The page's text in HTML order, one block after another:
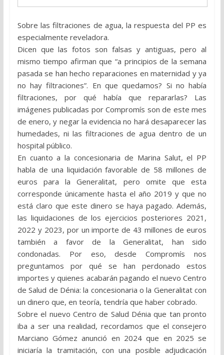
Sobre las filtraciones de agua, la respuesta del PP es
especialmente reveladora.
Dicen que las fotos son falsas y antiguas, pero al
mismo tiempo afirman que “a principios de la semana
pasada se han hecho reparaciones en maternidad y ya
no hay filtraciones”. En que quedamos? Si no había
filtraciones, por qué había que repararlas? Las
imágenes publicadas por Compromís son de este mes
de enero, y negar la evidencia no hará desaparecer las
humedades, ni las filtraciones de agua dentro de un
hospital público.
En cuanto a la concesionaria de Marina Salut, el PP
habla de una liquidación favorable de 58 millones de
euros para la Generalitat, pero omite que esta
corresponde únicamente hasta el año 2019 y que no
está claro que este dinero se haya pagado. Además,
las liquidaciones de los ejercicios posteriores 2021,
2022 y 2023, por un importe de 43 millones de euros
también a favor de la Generalitat, han sido
condonadas. Por eso, desde Compromís nos
preguntamos por qué se han perdonado estos
importes y quienes acabarán pagando el nuevo Centro
de Salud de Dénia: la concesionaria o la Generalitat con
un dinero que, en teoría, tendría que haber cobrado.
Sobre el nuevo Centro de Salud Dénia que tan pronto
iba a ser una realidad, recordamos que el consejero
Marciano Gómez anunció en 2024 que en 2025 se
iniciaría la tramitación, con una posible adjudicación